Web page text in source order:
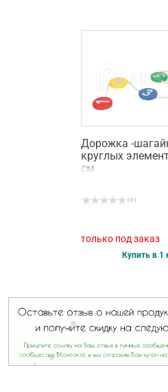
Дорожка -
круглых
см
( 0 )
только под заказ
Купить в 1